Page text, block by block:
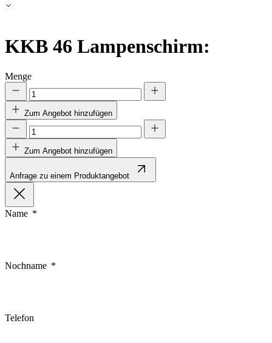
KKB 46 Lampenschirm:
Menge
Zum Angebot hinzufügen
Zum Angebot hinzufügen
Anfrage zu einem Produktangebot
Name
Nochname
Telefon
Meine Einstellungen speichern
Alle akzeptieren